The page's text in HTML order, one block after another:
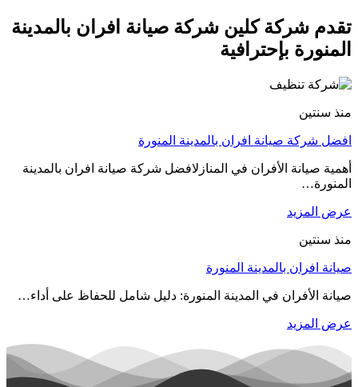
تقدم شركة كلين شركة صيانة افران بالمدينة
المنورة بإحترافية
منذ سنتين
افضل شركة صيانة افران بالمدينة المنورة
أهمية صيانة الأفران في المنازلافضل شركة صيانة افران بالمدينة
المنورة…
عرض المزيد
منذ سنتين
صيانة افران بالمدينة المنورة
صيانة الأفران في المدينة المنورة: دليل شامل للحفاظ على أداء…
عرض المزيد